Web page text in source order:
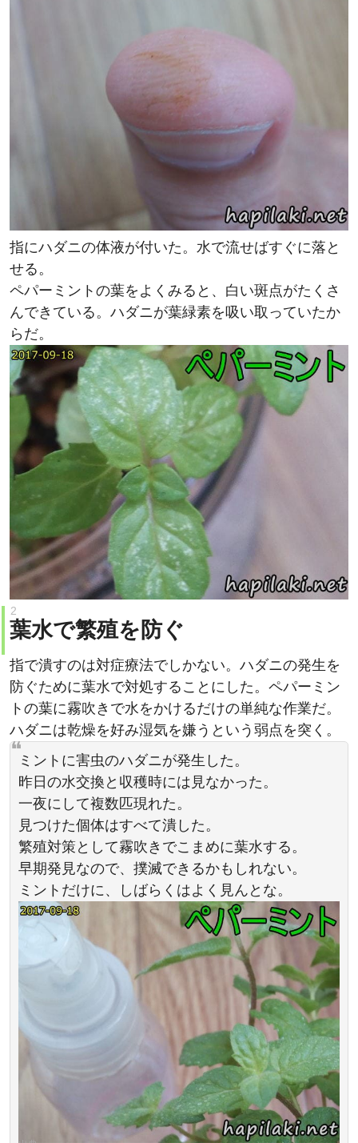
指にハダニの体液が付いた。水で流せばすぐに落と
せる。
ペパーミントの葉をよくみると、白い斑点がたくさ
んできている。ハダニが葉緑素を吸い取っていたか
らだ。
葉水で繁殖を防ぐ
指で潰すのは対症療法でしかない。ハダニの発生を
防ぐために葉水で対処することにした。ペパーミン
トの葉に霧吹きで水をかけるだけの単純な作業だ。
ハダニは乾燥を好み湿気を嫌うという弱点を突く。
ミントに害虫のハダニが発生した。
昨日の水交換と収穫時には見なかった。
一夜にして複数匹現れた。
見つけた個体はすべて潰した。
繁殖対策として霧吹きでこまめに葉水する。
早期発見なので、撲滅できるかもしれない。
ミントだけに、しばらくはよく見んとな。